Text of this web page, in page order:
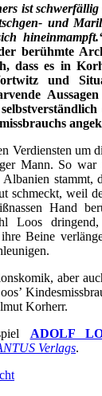
ist
und
berühmte
dass es in
und
Verdiensten um
Mann. So
Albanien stammt,
schmeckt, weil
Hand
Loos
Beine
aber
Korherr.
ADOLF
Verlags.